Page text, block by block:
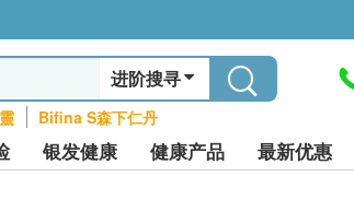
进阶搜寻
Bifina S森下仁丹
银发健康 健康产品 最新优惠